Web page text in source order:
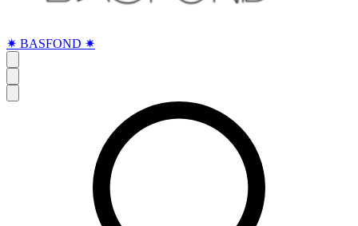
✷ BASFOND ✷